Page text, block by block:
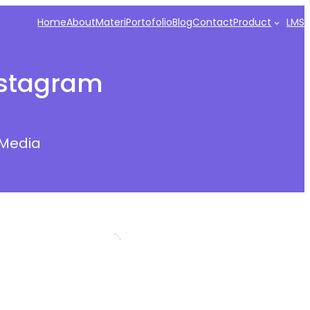
HomeAboutMateriPortofolioBlogContactProduct LMS